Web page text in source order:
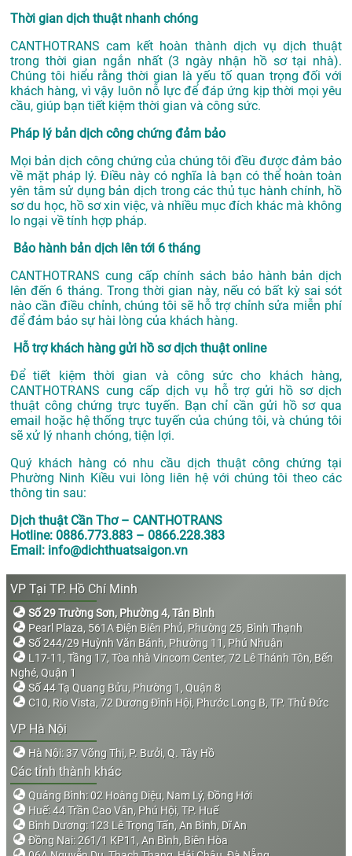
Thời gian dịch thuật nhanh chóng
CANTHOTRANS cam kết hoàn thành dịch vụ dịch thuật
trong thời gian ngắn nhất (3 ngày nhận hồ sơ tại nhà).
Chúng tôi hiểu rằng thời gian là yếu tố quan trọng đối với
khách hàng, vì vậy luôn nỗ lực để đáp ứng kịp thời mọi yêu
cầu, giúp bạn tiết kiệm thời gian và công sức.
Pháp lý bản dịch công chứng đảm bảo
Mọi bản dịch công chứng của chúng tôi đều được đảm bảo
về mặt pháp lý. Điều này có nghĩa là bạn có thể hoàn toàn
yên tâm sử dụng bản dịch trong các thủ tục hành chính, hồ
sơ du học, hồ sơ xin việc, và nhiều mục đích khác mà không
lo ngại về tính hợp pháp.
Bảo hành bản dịch lên tới 6 tháng
CANTHOTRANS cung cấp chính sách bảo hành bản dịch
lên đến 6 tháng. Trong thời gian này, nếu có bất kỳ sai sót
nào cần điều chỉnh, chúng tôi sẽ hỗ trợ chỉnh sửa miễn phí
để đảm bảo sự hài lòng của khách hàng.
Hỗ trợ khách hàng gửi hồ sơ dịch thuật online
Để tiết kiệm thời gian và công sức cho khách hàng,
CANTHOTRANS cung cấp dịch vụ hỗ trợ gửi hồ sơ dịch
thuật công chứng trực tuyến. Bạn chỉ cần gửi hồ sơ qua
email hoặc hệ thống trực tuyến của chúng tôi, và chúng tôi
sẽ xử lý nhanh chóng, tiện lợi.
Quý khách hàng có nhu cầu dịch thuật công chứng tại
Phường Ninh Kiều vui lòng liên hệ với chúng tôi theo các
thông tin sau:
Dịch thuật Cần Thơ – CANTHOTRANS
Hotline: 0886.773.883 – 0866.228.383
Email: info@dichthuatsaigon.vn
VP Tại TP. Hồ Chí Minh
Số 29 Trường Sơn, Phường 4, Tân Bình
Pearl Plaza, 561A Điện Biên Phủ, Phường 25, Bình Thạnh
Số 244/29 Huỳnh Văn Bánh, Phường 11, Phú Nhuận
L17-11, Tầng 17, Tòa nhà Vincom Center, 72 Lê Thánh Tôn, Bến
Nghé, Quận 1
Số 44 Tạ Quang Bửu, Phường 1, Quận 8
C10, Rio Vista, 72 Dương Đình Hội, Phước Long B, TP. Thủ Đức
VP Hà Nội
Hà Nội: 37 Võng Thị, P. Bưởi, Q. Tây Hồ
Các tỉnh thành khác
Quảng Bình: 02 Hoàng Diệu, Nam Lý, Đồng Hới
Huế: 44 Trần Cao Vân, Phú Hội, TP. Huế
Bình Dương: 123 Lê Trọng Tấn, An Bình, Dĩ An
Đồng Nai: 261/1 KP11, An Bình, Biên Hòa